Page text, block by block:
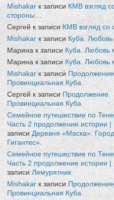
Mishakar к записиКМВ взгляд
стороны…
Сергей к записиКМВ взгляд со
Mishakar к записи Куба.
Марина к записи Куба. Любовь
Марина к записи Куба. Любовь
Mishakarк записи Продолжение.
Провинциальная Куба.
Сергей к записиПродолжение.
Провинциальная Куба.
Семейное путешествие по
Часть 2 продолжение истории |
записи Деревня «Маска».
Гигантес».
Семейное путешествие по
Часть 2 продолжение истории |
записи Лемурятник
Mishakar к записиПродолжение.
Провинциальная Куба.